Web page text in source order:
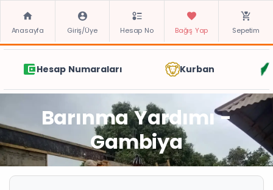
Anasayfa Giriş/Üye Hesap No Bağış Yap Sepetim
Hesap Numaraları Kurban
Barınma Yardımı -
Gambiya